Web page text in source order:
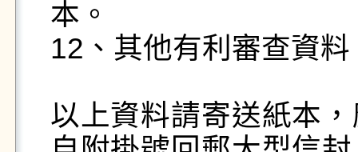
本。
12、其他有利審查資
以上資料請寄送紙本